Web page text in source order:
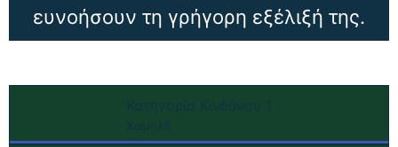
ευνοήσουν τη γρήγορη εξέλιξή της.
Κατηγορία Κινδύνου 1